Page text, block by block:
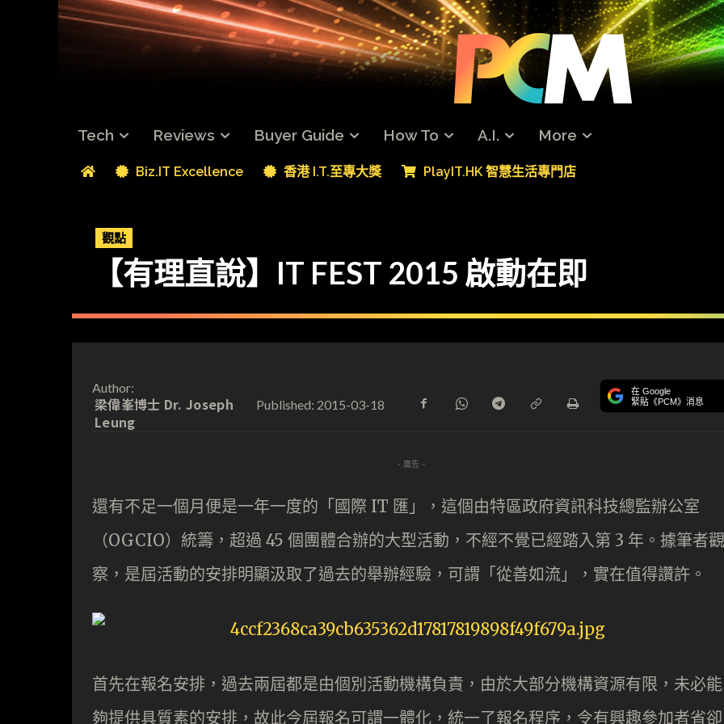
Tech Reviews Buyer Guide How To A.I. More
Biz.IT Excellence 香港 I.T.至專大獎 PlayIT.HK 智慧生活專門店
觀點
【有理直說】IT FEST 2015 啟動在即
Author:
梁偉峯博士 Dr. Joseph
Leung
Published: 2015-03-18
在 Google
緊貼《PCM》消息
- 廣告 -
還有不足一個月便是一年一度的「國際 IT 匯」，這個由特區政府資訊科技總監辦公室
（OGCIO）統籌，超過 45 個團體合辦的大型活動，不經不覺已經踏入第 3 年。據筆者觀
察，是屆活動的安排明顯汲取了過去的舉辦經驗，可謂「從善如流」，實在值得讚許。
首先在報名安排，過去兩屆都是由個別活動機構負責，由於大部分機構資源有限，未必能
夠提供具質素的安排，故此今屆報名可謂一體化，統一了報名程序，令有興趣參加者省卻